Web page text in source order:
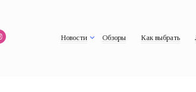
Новости Обзоры Как выбрать